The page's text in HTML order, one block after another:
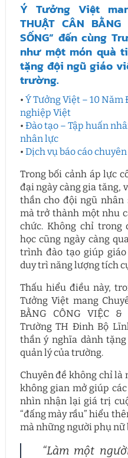
Ý Tưởng Việt
THUẬT CÂN BẰNG
SỐNG” đến cùng
như một món quà
tặng đội ngũ giáo
trường.
• Ý Tưởng Việt – 10
nghiệp Việt
• Đào tạo – Tập huấn
nhân lực
• Dịch vụ báo cáo
Trong bối cảnh áp lực
đại ngày càng gia tăng,
thần cho đội ngũ nhân
mà trở thành một nhu
chức. Không chỉ trong
học cũng ngày càng
trình đào tạo giúp giáo
duy trì năng lượng tích
Thấu hiểu điều này,
Tưởng Việt mang
BẰNG CÔNG VIỆC &
Trường TH Đinh Bộ
thần ý nghĩa dành
quản lý của trường.
Chuyên đề không chỉ là
không gian mở giúp
nhìn nhận lại giá trị
“đấng mày rầu” hiểu
mà những người phụ nữ
“Làm một